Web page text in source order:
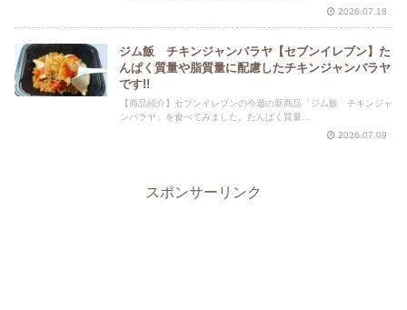
2026.07.18
ジム飯 チキンジャンバラヤ【セブンイレブン】た
んぱく質量や脂質量に配慮したチキンジャンバラヤ
です!!
【商品紹介】セブンイレブンの今週の新商品「ジム飯 チキンジャ
ンバラヤ」を食べてみました。たんぱく質量...
2026.07.09
スポンサーリンク